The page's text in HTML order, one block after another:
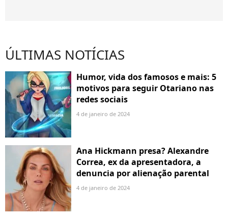
ÚLTIMAS NOTÍCIAS
Humor, vida dos famosos e mais: 5
motivos para seguir Otariano nas
redes sociais
4 de janeiro de 2024
Ana Hickmann presa? Alexandre
Correa, ex da apresentadora, a
denuncia por alienação parental
4 de janeiro de 2024